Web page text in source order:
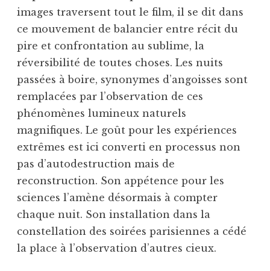
images traversent tout le film, il se dit dans
ce mouvement de balancier entre récit du
pire et confrontation au sublime, la
réversibilité de toutes choses. Les nuits
passées à boire, synonymes d’angoisses sont
remplacées par l’observation de ces
phénomènes lumineux naturels
magnifiques. Le goût pour les expériences
extrêmes est ici converti en processus non
pas d’autodestruction mais de
reconstruction. Son appétence pour les
sciences l’amène désormais à compter
chaque nuit. Son installation dans la
constellation des soirées parisiennes a cédé
la place à l’observation d’autres cieux.